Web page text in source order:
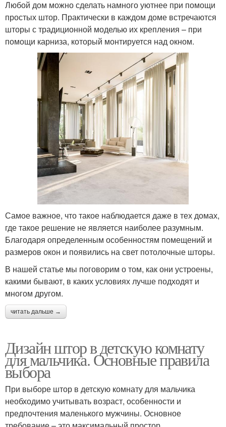
Любой дом можно сделать намного уютнее при помощи
простых штор. Практически в каждом доме встречаются
шторы с традиционной моделью их крепления – при
помощи карниза, который монтируется над окном.
Самое важное, что такое наблюдается даже в тех домах,
где такое решение не является наиболее разумным.
Благодаря определенным особенностям помещений и
размеров окон и появились на свет потолочные шторы.
В нашей статье мы поговорим о том, как они устроены,
какими бывают, в каких условиях лучше подходят и
многом другом.
читать дальше →
Дизайн штор в детскую комнату
для мальчика. Основные правила
выбора
При выборе штор в детскую комнату для мальчика
необходимо учитывать возраст, особенности и
предпочтения маленького мужчины. Основное